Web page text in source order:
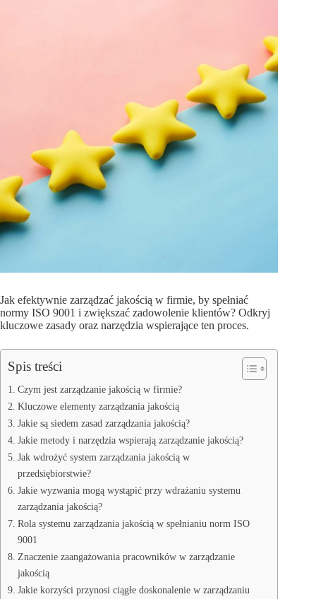
Jak efektywnie zarządzać jakością w firmie, by spełniać
normy ISO 9001 i zwiększać zadowolenie klientów? Odkryj
kluczowe zasady oraz narzędzia wspierające ten proces.
Spis treści
Czym jest zarządzanie jakością w firmie?
Kluczowe elementy zarządzania jakością
Jakie są siedem zasad zarządzania jakością?
Jakie metody i narzędzia wspierają zarządzanie jakością?
Jak wdrożyć system zarządzania jakością w
przedsiębiorstwie?
Jakie wyzwania mogą wystąpić przy wdrażaniu systemu
zarządzania jakością?
Rola systemu zarządzania jakością w spełnianiu norm ISO
9001
Znaczenie zaangażowania pracowników w zarządzanie
jakością
Jakie korzyści przynosi ciągłe doskonalenie w zarządzaniu